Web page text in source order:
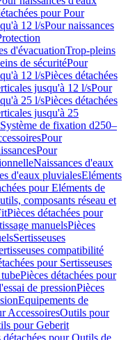
pour Pour
12 l/sPour naissances
d'évacuationTrop-pleins
de sécuritéPour
12 l/sPièces détachées
jusqu'à 12 l/sPour
25 l/sPièces détachées
jusqu'à 25
Système de fixation d250–
Pour
Pour
Naissances d'eaux
d'eaux pluvialesEléments
pour Eléments de
composants réseau et
Pièces détachées pour
manuelsPièces
Sertisseuses
compatibilité
pour Sertisseuses
Pièces détachées pour
de pressionPièces
Equipements de
AccessoiresOutils pour
pour Geberit
détachées pour Outils de